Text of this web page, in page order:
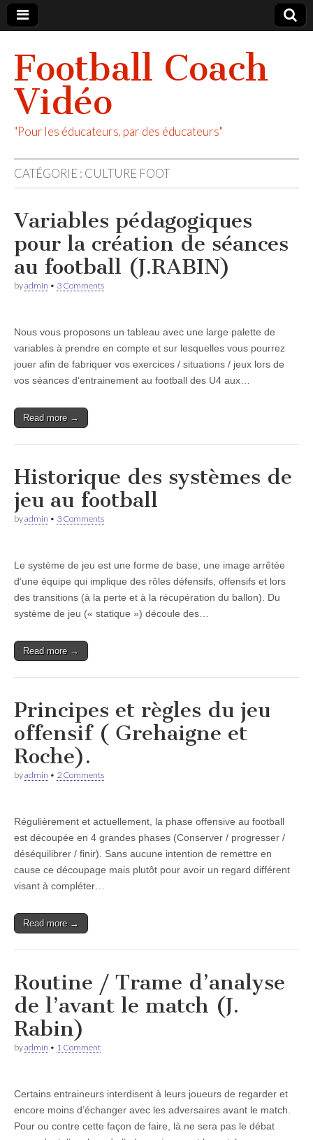
Football Coach
Vidéo
"Pour les éducateurs, par des éducateurs"
CATÉGORIE : CULTURE FOOT
Variables pédagogiques
pour la création de séances
au football (J.RABIN)
byadmin • 3 Comments
Nous vous proposons un tableau avec une large palette de
variables à prendre en compte et sur lesquelles vous pourrez
jouer afin de fabriquer vos exercices / situations / jeux lors de
vos séances d’entrainement au football des U4 aux…
Read more →
Historique des systèmes de
jeu au football
byadmin • 3 Comments
Le système de jeu est une forme de base, une image arrêtée
d’une équipe qui implique des rôles défensifs, offensifs et lors
des transitions (à la perte et à la récupération du ballon). Du
système de jeu (« statique ») découle des…
Read more →
Principes et règles du jeu
offensif ( Grehaigne et
Roche).
byadmin • 2 Comments
Régulièrement et actuellement, la phase offensive au football
est découpée en 4 grandes phases (Conserver / progresser /
déséquilibrer / finir). Sans aucune intention de remettre en
cause ce découpage mais plutôt pour avoir un regard différent
visant à compléter…
Read more →
Routine / Trame d’analyse
de l’avant le match (J.
Rabin)
byadmin • 1 Comment
Certains entraineurs interdisent à leurs joueurs de regarder et
encore moins d’échanger avec les adversaires avant le match.
Pour ou contre cette façon de faire, là ne sera pas le débat